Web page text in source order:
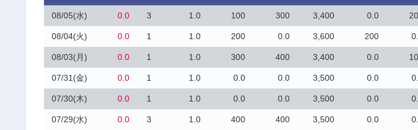
08/05(水) 0.0 3 1.0 100 300 3,400 0.0
08/04(火) 0.0 1 1.0 200 0.0 3,600 200
08/03(月) 0.0 1 1.0 300 400 3,400 0.0
07/31(金) 0.0 1 1.0 0.0 0.0 3,500 0.0
07/30(木) 0.0 1 1.0 0.0 0.0 3,500 0.0
07/29(水) 0.0 3 1.0 400 400 3,500 0.0